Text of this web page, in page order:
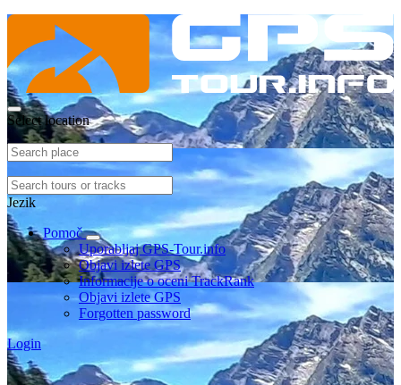
Select location
Jezik
Pomoč
Uporabljaj GPS-Tour.info
Objavi izlete GPS
Informacije o oceni TrackRank
Objavi izlete GPS
Forgotten password
Login